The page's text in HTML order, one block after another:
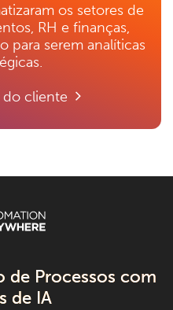
os setores de
RH e finanças,
para serem analíticas
do cliente
de Processos com
de IA